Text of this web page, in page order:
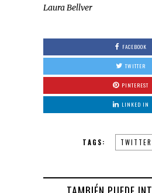
Laura Bellver
FACEBOOK
TWITTER
PINTEREST
LINKED IN
TAGS: